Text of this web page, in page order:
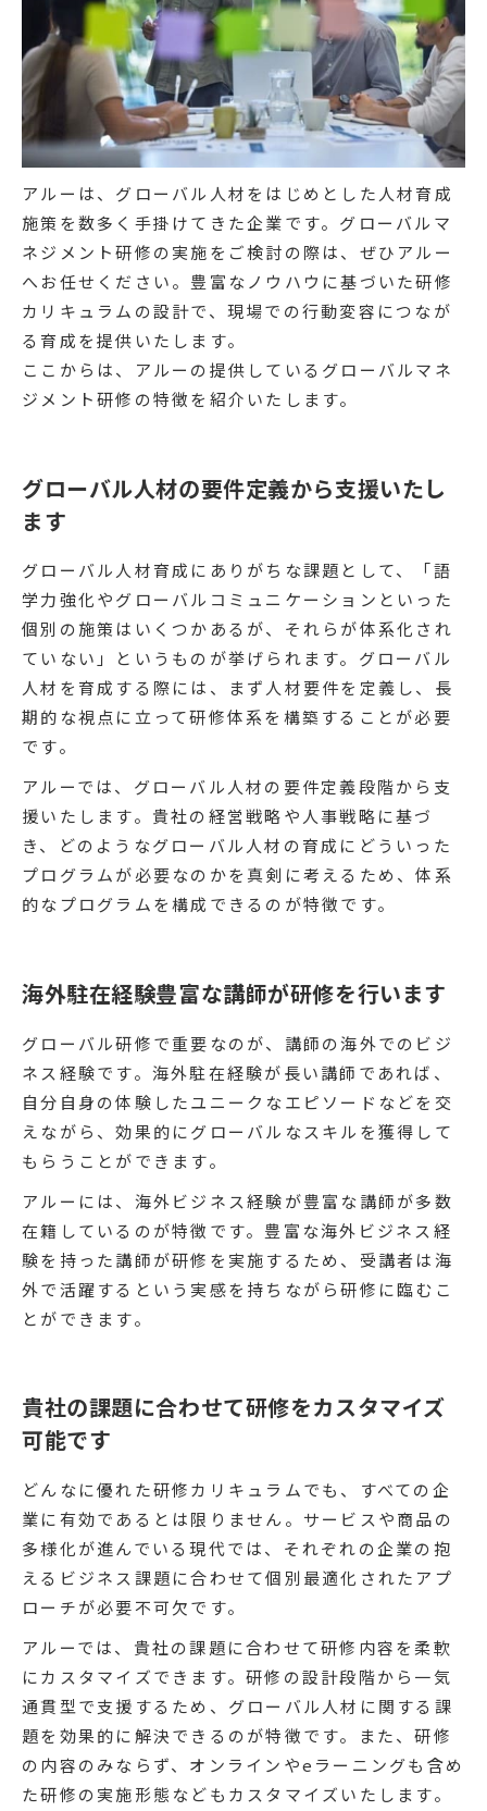
アルーは、グローバル人材をはじめとした人材育成
施策を数多く手掛けてきた企業です。グローバルマ
ネジメント研修の実施をご検討の際は、ぜひアルー
へお任せください。豊富なノウハウに基づいた研修
カリキュラムの設計で、現場での行動変容につなが
る育成を提供いたします。
ここからは、アルーの提供しているグローバルマネ
ジメント研修の特徴を紹介いたします。
グローバル人材の要件定義から支援いたし
ます
グローバル人材育成にありがちな課題として、「語
学力強化やグローバルコミュニケーションといった
個別の施策はいくつかあるが、それらが体系化され
ていない」というものが挙げられます。グローバル
人材を育成する際には、まず人材要件を定義し、長
期的な視点に立って研修体系を構築することが必要
です。
アルーでは、グローバル人材の要件定義段階から支
援いたします。貴社の経営戦略や人事戦略に基づ
き、どのようなグローバル人材の育成にどういった
プログラムが必要なのかを真剣に考えるため、体系
的なプログラムを構成できるのが特徴です。
海外駐在経験豊富な講師が研修を行います
グローバル研修で重要なのが、講師の海外でのビジ
ネス経験です。海外駐在経験が長い講師であれば、
自分自身の体験したユニークなエピソードなどを交
えながら、効果的にグローバルなスキルを獲得して
もらうことができます。
アルーには、海外ビジネス経験が豊富な講師が多数
在籍しているのが特徴です。豊富な海外ビジネス経
験を持った講師が研修を実施するため、受講者は海
外で活躍するという実感を持ちながら研修に臨むこ
とができます。
貴社の課題に合わせて研修をカスタマイズ
可能です
どんなに優れた研修カリキュラムでも、すべての企
業に有効であるとは限りません。サービスや商品の
多様化が進んでいる現代では、それぞれの企業の抱
えるビジネス課題に合わせて個別最適化されたアプ
ローチが必要不可欠です。
アルーでは、貴社の課題に合わせて研修内容を柔軟
にカスタマイズできます。研修の設計段階から一気
通貫型で支援するため、グローバル人材に関する課
題を効果的に解決できるのが特徴です。また、研修
の内容のみならず、オンラインやeラーニングも含め
た研修の実施形態などもカスタマイズいたします。